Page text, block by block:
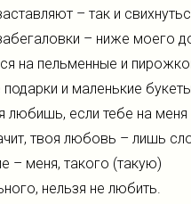
– так и
– ниже моего
на пельменные и
и маленькие
любишь, если тебе на
твоя любовь – лишь
– меня, такого (такую)
нельзя не любить.